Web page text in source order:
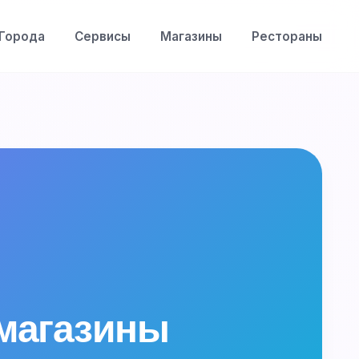
Сервисы Магазины Рестораны